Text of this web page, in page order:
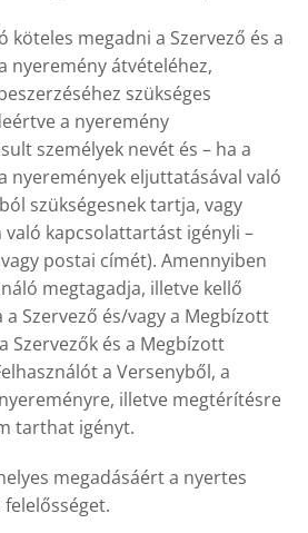
köteles megadni a Szervező és a
nyeremény átvételéhez,
szükséges
a nyeremény
személyek nevét és – ha a
nyeremények eljuttatásával való
szükségesnek tartja, vagy
kapcsolattartást igényli –
postai címét). Amennyiben
megtagadja, illetve kellő
Szervező és/vagy a Megbízott
Szervezők és a Megbízott
a Versenyből, a
illetve megtérítésre
tarthat igényt.
megadásáért a nyertes
felelősséget.